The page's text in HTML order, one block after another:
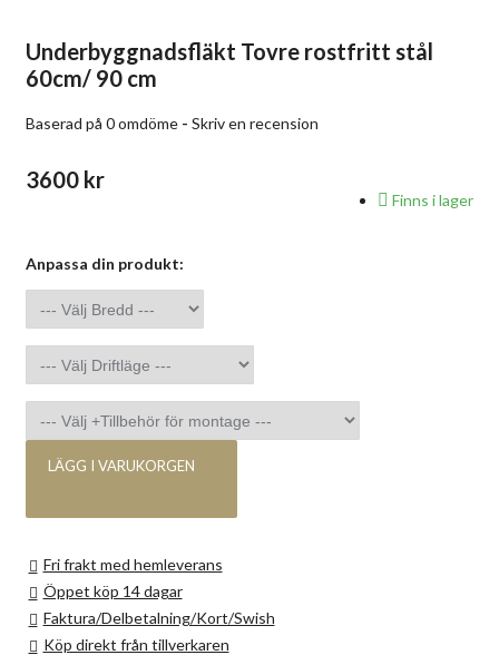
Underbyggnadsfläkt Tovre rostfritt stål
60cm/ 90 cm
Baserad på 0 omdöme - Skriv en recension
3600 kr
Finns i lager
Anpassa din produkt:
LÄGG I VARUKORGEN
Fri frakt med hemleverans
Öppet köp 14 dagar
Faktura/Delbetalning/Kort/Swish
Köp direkt från tillverkaren